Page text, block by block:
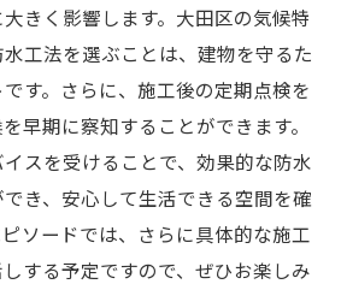
きく影響します。大田区の気候特
工法を選ぶことは、建物を守るた
す。さらに、施工後の定期点検を
早期に察知することができます。
スを受けることで、効果的な防水
き、安心して生活できる空間を確
ソードでは、さらに具体的な施工
する予定ですので、ぜひお楽しみ